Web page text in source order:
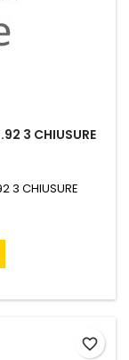
3 CHIUSURE
3 CHIUSURE
favorite_border